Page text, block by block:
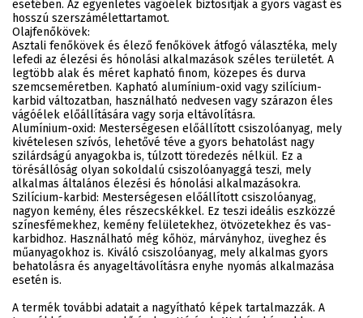
esetében. Az egyenletes vágóélek biztosítják a gyors vágást és
hosszú szerszámélettartamot.
Olajfenőkövek:
Asztali fenőkövek és élező fenőkövek átfogó választéka, mely
lefedi az élezési és hónolási alkalmazások széles területét. A
legtöbb alak és méret kapható finom, közepes és durva
szemcseméretben. Kapható alumínium-oxid vagy szilícium-
karbid változatban, használható nedvesen vagy szárazon éles
vágóélek előállítására vagy sorja eltávolításra.
Alumínium-oxid: Mesterségesen előállított csiszolóanyag, mely
kivételesen szívós, lehetővé téve a gyors behatolást nagy
szilárdságú anyagokba is, túlzott töredezés nélkül. Ez a
törésállóság olyan sokoldalú csiszolóanyaggá teszi, mely
alkalmas általános élezési és hónolási alkalmazásokra.
Szilícium-karbid: Mesterségesen előállított csiszolóanyag,
nagyon kemény, éles részecskékkel. Ez teszi ideális eszközzé
színesfémekhez, kemény felületekhez, ötvözetekhez és vas-
karbidhoz. Használható még kőhöz, márványhoz, üveghez és
műanyagokhoz is. Kiváló csiszolóanyag, mely alkalmas gyors
behatolásra és anyageltávolításra enyhe nyomás alkalmazása
esetén is.
A termék további adatait a nagyítható képek tartalmazzák. A